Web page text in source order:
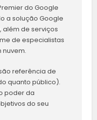
do Google
a solução Google
além de serviços
de especialistas
referência de
quanto público).
poder da
do seu